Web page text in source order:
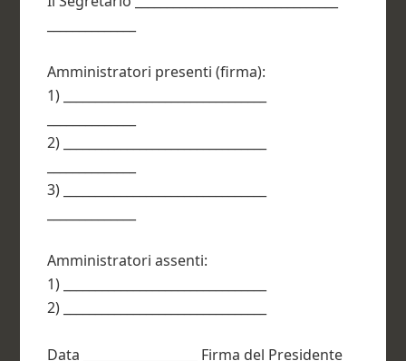
Amministratori presenti (firma):
1) ________________________________
2) ________________________________
3) ________________________________
Amministratori assenti:
1) ________________________________
2) ________________________________
Data __________________ Firma del Presidente